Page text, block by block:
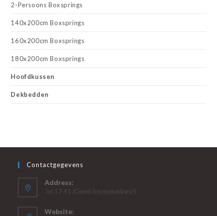
2-Persoons Boxsprings
140x200cm Boxsprings
160x200cm Boxsprings
180x200cm Boxsprings
Hoofdkussen
Dekbedden
Contactgegevens
Address:
Jol 17 41 (Geen bezoekadres!)
Website: